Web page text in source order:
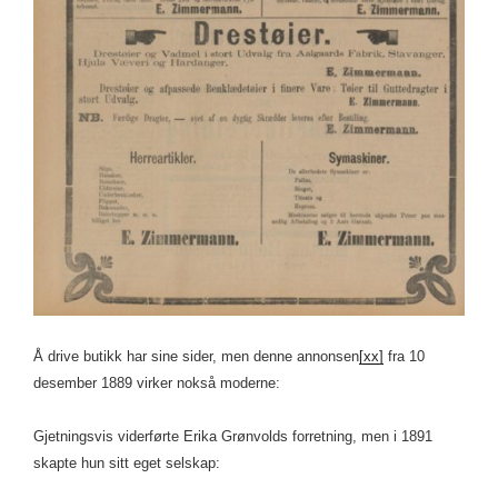
Å drive butikk har sine sider, men denne annonsen[xx] fra 10
desember 1889 virker nokså moderne:
Gjetningsvis viderførte Erika Grønvolds forretning, men i 1891
skapte hun sitt eget selskap: